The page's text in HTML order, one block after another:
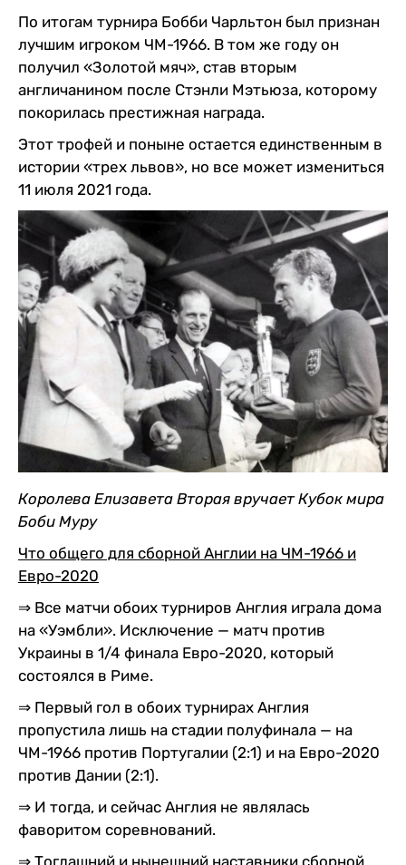
По итогам турнира Бобби Чарльтон был признан
лучшим игроком ЧМ-1966. В том же году он
получил «Золотой мяч», став вторым
англичанином после Стэнли Мэтьюза, которому
покорилась престижная награда.
Этот трофей и поныне остается единственным в
истории «трех львов», но все может измениться
11 июля 2021 года.
Королева Елизавета Вторая вручает Кубок мира
Боби Муру
Что общего для сборной Англии на ЧМ-1966 и
Евро-2020
⇒ Все матчи обоих турниров Англия играла дома
на «Уэмбли». Исключение — матч против
Украины в 1/4 финала Евро-2020, который
состоялся в Риме.
⇒ Первый гол в обоих турнирах Англия
пропустила лишь на стадии полуфинала — на
ЧМ-1966 против Португалии (2:1) и на Евро-2020
против Дании (2:1).
⇒ И тогда, и сейчас Англия не являлась
фаворитом соревнований.
⇒ Тогдашний и нынешний наставники сборной